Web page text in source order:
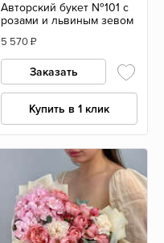
Авторский букет №101 с
розами и львиным зевом
5 570₽
Заказать
Купить в 1 клик